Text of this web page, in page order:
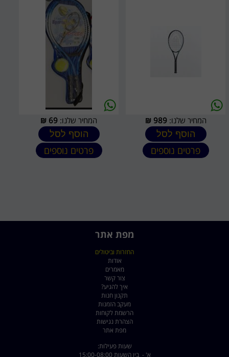
המחיר שלנו:989
₪
הוסף לסל
פרטים נוספים
המחיר שלנו: 69
₪
הוסף לסל
פרטים נוספים
מפת אתר
החזרות וביטולים
אודות
מאמרים
צור קשר
איך להגיע?
תקנון חנות
מעקב הזמנות
הרשמת לקוחות
הצהרת נגישות
מפת אתר
שעות פעילות:
א' - בין השעות 15:00-08:00